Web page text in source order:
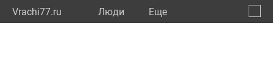
Vrachi77.ru Люди Eще